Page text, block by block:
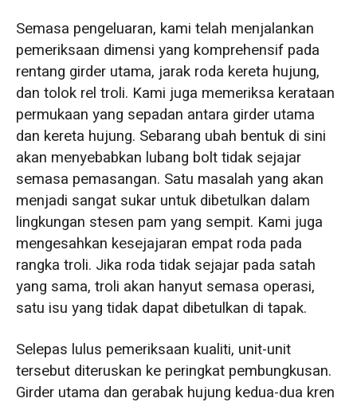
Semasa pengeluaran, kami telah menjalankan
pemeriksaan dimensi yang komprehensif pada
rentang girder utama, jarak roda kereta hujung,
dan tolok rel troli. Kami juga memeriksa kerataan
permukaan yang sepadan antara girder utama
dan kereta hujung. Sebarang ubah bentuk di sini
akan menyebabkan lubang bolt tidak sejajar
semasa pemasangan. Satu masalah yang akan
menjadi sangat sukar untuk dibetulkan dalam
lingkungan stesen pam yang sempit. Kami juga
mengesahkan kesejajaran empat roda pada
rangka troli. Jika roda tidak sejajar pada satah
yang sama, troli akan hanyut semasa operasi,
satu isu yang tidak dapat dibetulkan di tapak.
Selepas lulus pemeriksaan kualiti, unit-unit
tersebut diteruskan ke peringkat pembungkusan.
Girder utama dan gerabak hujung kedua-dua kren